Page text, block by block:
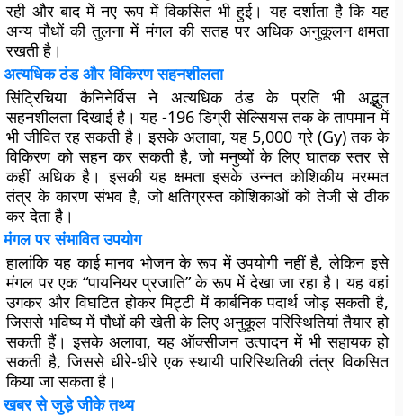
रही और बाद में नए रूप में विकसित भी हुई। यह दर्शाता है कि यह
अन्य पौधों की तुलना में मंगल की सतह पर अधिक अनुकूलन क्षमता
रखती है।
अत्यधिक ठंड और विकिरण सहनशीलता
सिंट्रिचिया कैनिनेर्विस ने अत्यधिक ठंड के प्रति भी अद्भुत
सहनशीलता दिखाई है। यह -196 डिग्री सेल्सियस तक के तापमान में
भी जीवित रह सकती है। इसके अलावा, यह 5,000 ग्रे (Gy) तक के
विकिरण को सहन कर सकती है, जो मनुष्यों के लिए घातक स्तर से
कहीं अधिक है। इसकी यह क्षमता इसके उन्नत कोशिकीय मरम्मत
तंत्र के कारण संभव है, जो क्षतिग्रस्त कोशिकाओं को तेजी से ठीक
कर देता है।
मंगल पर संभावित उपयोग
हालांकि यह काई मानव भोजन के रूप में उपयोगी नहीं है, लेकिन इसे
मंगल पर एक “पायनियर प्रजाति” के रूप में देखा जा रहा है। यह वहां
उगकर और विघटित होकर मिट्टी में कार्बनिक पदार्थ जोड़ सकती है,
जिससे भविष्य में पौधों की खेती के लिए अनुकूल परिस्थितियां तैयार हो
सकती हैं। इसके अलावा, यह ऑक्सीजन उत्पादन में भी सहायक हो
सकती है, जिससे धीरे-धीरे एक स्थायी पारिस्थितिकी तंत्र विकसित
किया जा सकता है।
खबर से जुड़े जीके तथ्य